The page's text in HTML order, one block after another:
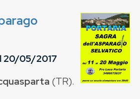
20/05/2017
(TR).